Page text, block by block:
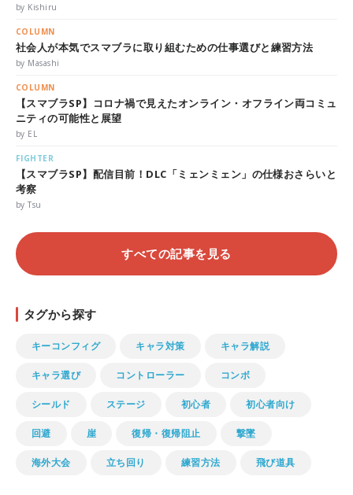
by Kishiru
COLUMN
社会人が本気でスマブラに取り組むための仕事選びと練習方法
by Masashi
COLUMN
【スマブラSP】コロナ禍で見えたオンライン・オフライン両コミュ
ニティの可能性と展望
by EL
FIGHTER
【スマブラSP】配信目前！DLC「ミェンミェン」の仕様おさらいと
考察
by Tsu
すべての記事を見る
タグから探す
キーコンフィグ キャラ対策 キャラ解説
キャラ選び コントローラー コンボ
シールド ステージ 初心者 初心者向け
回避 崖 復帰・復帰阻止 撃墜
海外大会 立ち回り 練習方法 飛び道具